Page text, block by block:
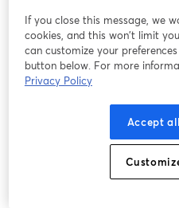
If you close this message, we
cookies, and this won’t limit
can customize your
button below. For more
Privacy Policy
Accept